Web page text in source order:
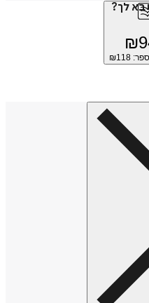
בא לך?
₪
₪
118